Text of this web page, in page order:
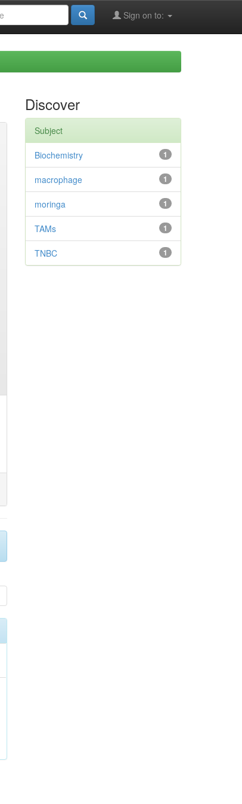
Sign on to:
Discover
Subject
1
Biochemistry
1
macrophage
1
moringa
1
TAMs
1
TNBC